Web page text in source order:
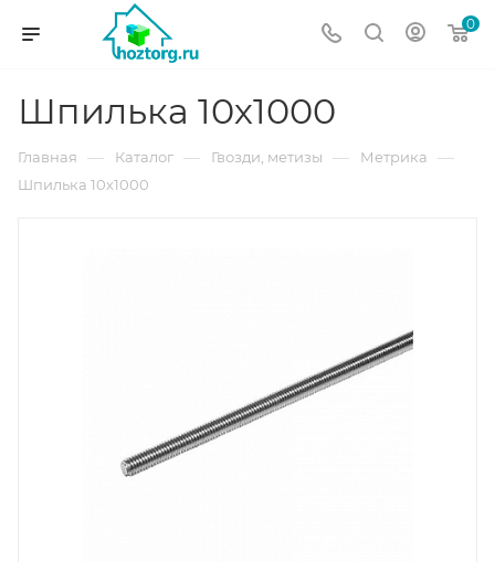
0
Шпилька 10х1000
Главная — Каталог — Гвозди, метизы — Метрика —
Шпилька 10х1000